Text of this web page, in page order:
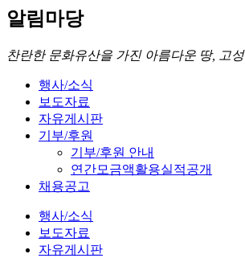
알림마당
찬란한 문화유산을 가진 아름다운 땅, 고성
행사/소식
보도자료
자유게시판
기부/후원
기부/후원 안내
연간모금액활용실적공개
채용공고
행사/소식
보도자료
자유게시판